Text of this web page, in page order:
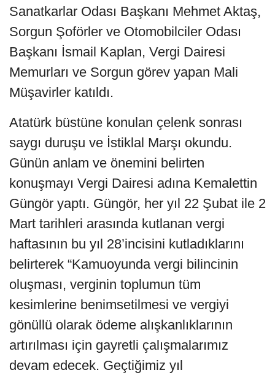
Sanatkarlar Odası Başkanı Mehmet Aktaş,
Sorgun Şoförler ve Otomobilciler Odası
Başkanı İsmail Kaplan, Vergi Dairesi
Memurları ve Sorgun görev yapan Mali
Müşavirler katıldı.
Atatürk büstüne konulan çelenk sonrası
saygı duruşu ve İstiklal Marşı okundu.
Günün anlam ve önemini belirten
konuşmayı Vergi Dairesi adına Kemalettin
Güngör yaptı. Güngör, her yıl 22 Şubat ile 2
Mart tarihleri arasında kutlanan vergi
haftasının bu yıl 28’incisini kutladıklarını
belirterek “Kamuoyunda vergi bilincinin
oluşması, verginin toplumun tüm
kesimlerine benimsetilmesi ve vergiyi
gönüllü olarak ödeme alışkanlıklarının
artırılması için gayretli çalışmalarımız
devam edecek. Geçtiğimiz yıl